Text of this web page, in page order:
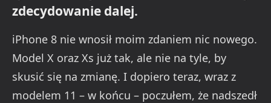
zdecydowanie dalej.
iPhone 8 nie wnosił moim zdaniem nic nowego.
Model X oraz Xs już tak, ale nie na tyle, by
skusić się na zmianę. I dopiero teraz, wraz z
modelem 11 – w końcu – poczułem, że nadszedł